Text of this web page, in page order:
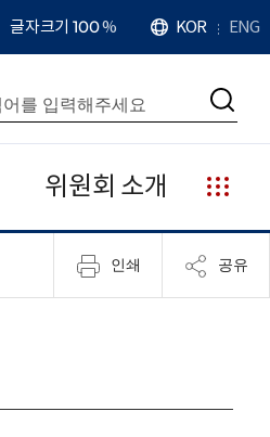
확
대
치
글자크기 100%
언
어
KOR ENG
검
위원회 소개
누
리
집
안
인쇄 공유